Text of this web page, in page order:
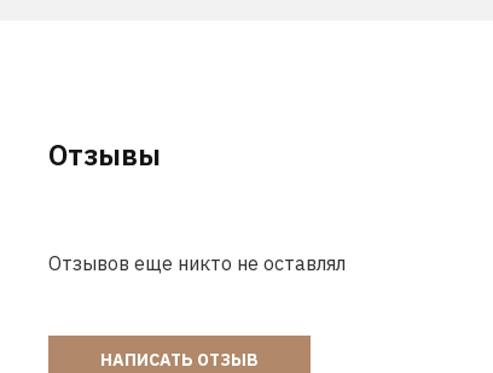
Отзывы
Отзывов еще никто не оставлял
НАПИСАТЬ ОТЗЫВ